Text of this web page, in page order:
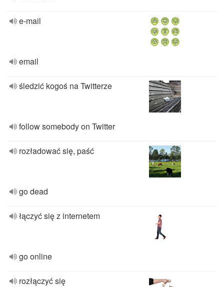
e-mail
email
śledzić kogoś na Twitterze
follow somebody on Twitter
rozładować się, paść
go dead
łączyć się z internetem
go online
rozłączyć się